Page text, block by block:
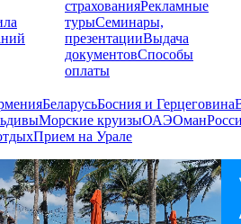
страхованияРекламные
турыСеминары,
презентацииВыдача
документовСпособы
оплаты
БеларусьБосния и Герцеговина
Морские круизыОАЭОман
Прием на Урале